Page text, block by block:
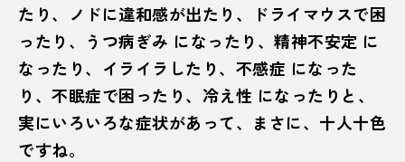
たり、ノドに違和感が出たり、ドライマウスで困
ったり、うつ病ぎみ になったり、精神不安定 に
なったり、イライラしたり、不感症 になった
り、不眠症で困ったり、冷え性 になったりと、
実にいろいろな症状があって、まさに、十人十色
ですね。